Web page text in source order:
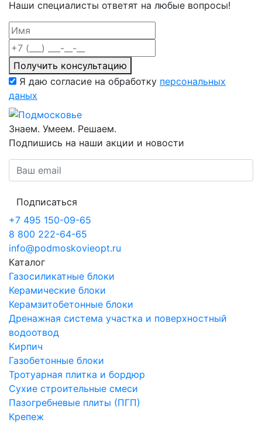
Наши специалисты ответят на любые вопросы!
Получить консультацию
Я даю согласие на обработку персональных
даных
Знаем. Умеем. Решаем.
Подпишись на наши акции и новости
Подписаться
+7 495 150-09-65
8 800 222-64-65
info@podmoskovieopt.ru
Каталог
Газосиликатные блоки
Керамические блоки
Керамзитобетонные блоки
Дренажная система участка и поверхностный
водоотвод
Кирпич
Газобетонные блоки
Тротуарная плитка и бордюр
Сухие строительные смеси
Пазогребневые плиты (ПГП)
Крепеж